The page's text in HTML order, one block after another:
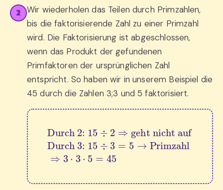
2
Wir wiederholen das Teilen durch Primzahlen,
bis die faktorisierende Zahl zu einer Primzahl
wird. Die Faktorisierung ist abgeschlossen,
wenn das Produkt der gefundenen
Primfaktoren der ursprünglichen Zahl
entspricht. So haben wir in unserem Beispiel die
45 durch die Zahlen 3;3 und 5 faktorisiert.
Durch 2: 15÷ 2⇒geht nicht auf
Durch 3: 15÷3=5→ Primzahl⇒ 3⋅3⋅5=45